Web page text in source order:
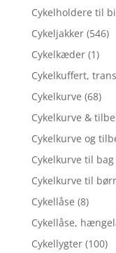
Cykelholdere til
Cykeljakker (546)
Cykelkæder (1)
Cykelkuffert,
Cykelkurve (68)
Cykelkurve &
Cykelkurve og
Cykelkurve til bag
Cykelkurve til
Cykellåse (8)
Cykellåse,
Cykellygter (100)